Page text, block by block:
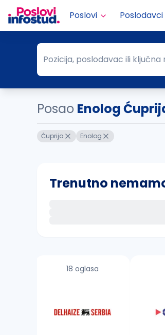
Poslovi Poslodavci
Pozicija, poslodavac ili ključna
Pozicija, poslodavac ili ključna
Posao Enolog
Ćuprija Enolog
Trenutno
proverite pravopisne
18 oglasa